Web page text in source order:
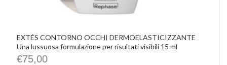
EXTÉS CONTORNO OCCHI DERMOELASTICIZZANTE
Una lussuosa formulazione per risultati visibili 15 ml
€75,00